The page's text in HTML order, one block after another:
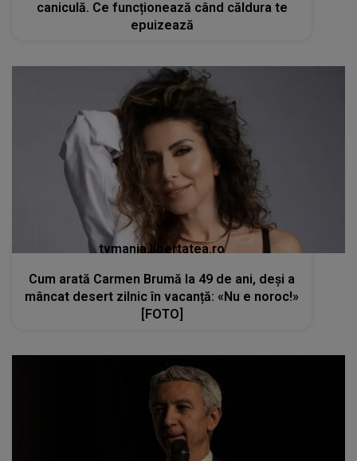
caniculă. Ce funcționează când căldura te
epuizează
tvmania.libertatea.ro
Cum arată Carmen Brumă la 49 de ani, deși a
mâncat desert zilnic în vacanță: «Nu e noroc!»
[FOTO]